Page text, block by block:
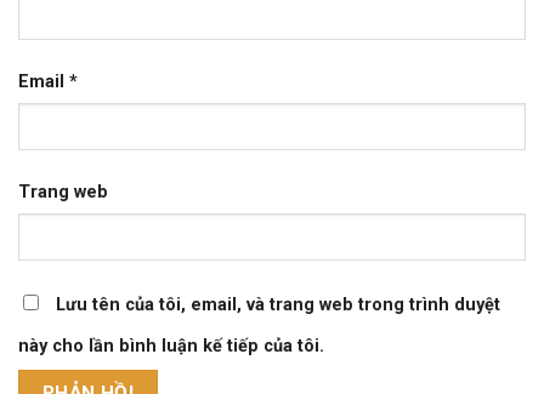
Email *
Trang web
Lưu tên của tôi, email, và trang web trong trình duyệt
này cho lần bình luận kế tiếp của tôi.